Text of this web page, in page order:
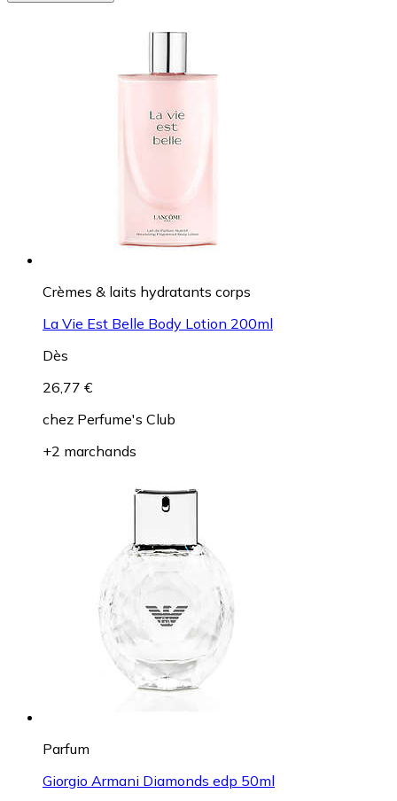
Crèmes & laits hydratants corps
La Vie Est Belle Body Lotion 200ml
Dès
26,77 €
chez Perfume's Club
+2 marchands
Parfum
Giorgio Armani Diamonds edp 50ml